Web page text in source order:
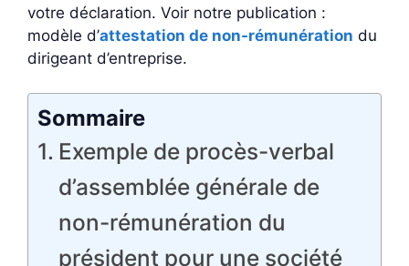
votre déclaration. Voir notre publication :
modèle d’attestation de non-rémunération du
dirigeant d’entreprise.
Sommaire
Exemple de procès-verbal
d’assemblée générale de
non-rémunération du
président pour une société